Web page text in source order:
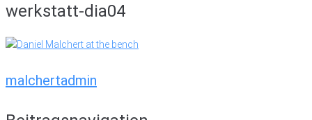
werkstatt-dia04
malchertadmin